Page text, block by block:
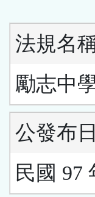
法規名
勵志中
公發布
民國 97